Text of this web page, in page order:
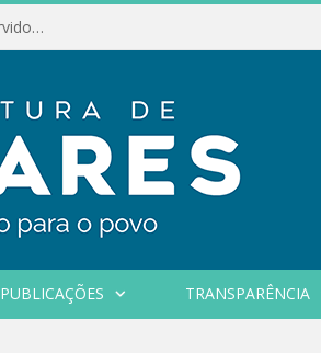
Conselho Municipal de Assistência Social realiza oficina aos servidores
PUBLICAÇÕES TRANSPARÊNCIA